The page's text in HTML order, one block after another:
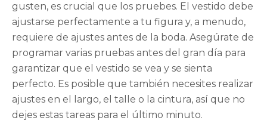
gusten, es crucial que los pruebes. El vestido debe
ajustarse perfectamente a tu figura y, a menudo,
requiere de ajustes antes de la boda. Asegúrate de
programar varias pruebas antes del gran día para
garantizar que el vestido se vea y se sienta
perfecto. Es posible que también necesites realizar
ajustes en el largo, el talle o la cintura, así que no
dejes estas tareas para el último minuto.